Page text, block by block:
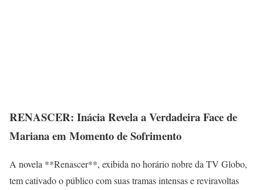
RENASCER: Inácia Revela a Verdadeira Face de
Mariana em Momento de Sofrimento
A novela **Renascer**, exibida no horário nobre da TV Globo,
tem cativado o público com suas tramas intensas e reviravoltas